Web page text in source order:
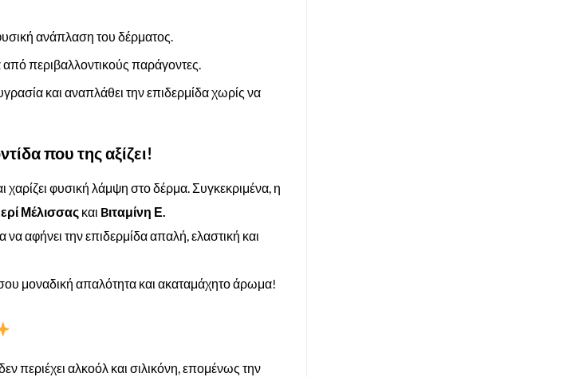
ανάπλαση του δέρματος.
από περιβαλλοντικούς παράγοντες.
και αναπλάθει την επιδερμίδα χωρίς να
που της αξίζει!
φυσική λάμψη στο δέρμα. Συγκεκριμένα, η
Μέλισσας και Bιταμίνη Ε.
αφήνει την επιδερμίδα απαλή, ελαστική και
μοναδική απαλότητα και ακαταμάχητο άρωμα!
περιέχει αλκοόλ και σιλικόνη, επομένως την